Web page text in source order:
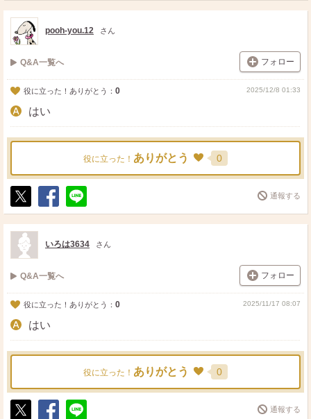
ス
ト
ェ
る
pooh-you.12 さん
Q&A一覧へ フォロー
役に立った！ありがとう： 0 2025/12/8 01:33
はい
役に立った！ ありがとう 0
ポ
ス
ト
シ
ェ
送
る
通報する
いろは3634 さん
Q&A一覧へ フォロー
役に立った！ありがとう： 0 2025/11/17 08:07
はい
役に立った！ ありがとう 0
通報する